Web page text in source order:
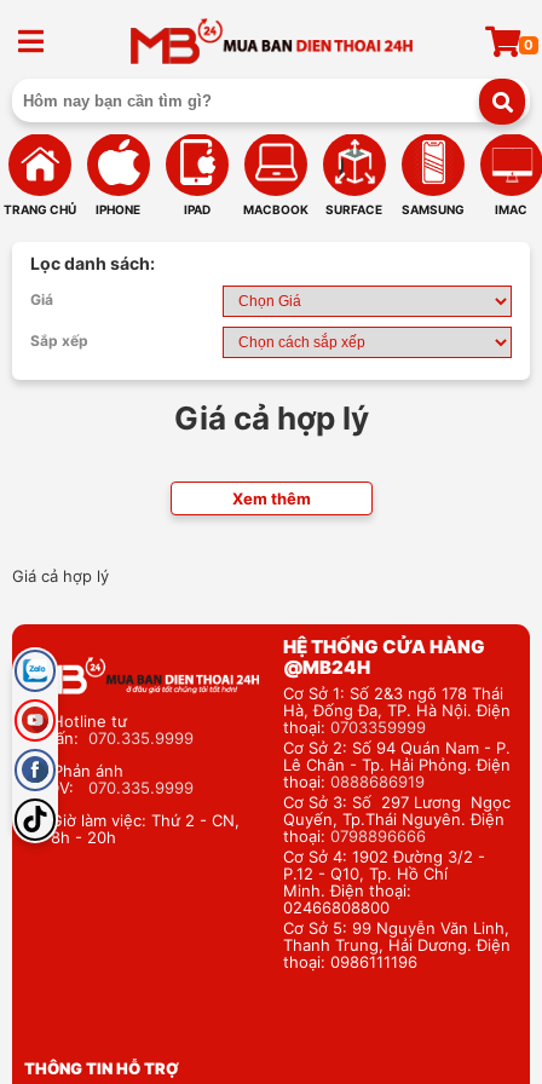
0
TRANG CHỦ IPHONE IPAD MACBOOK SURFACE SAMSUNG IMAC
Lọc danh sách:
Giá
Sắp xếp
Giá cả hợp lý
Xem thêm
Giá cả hợp lý
Hotline tư
vấn: 070.335.9999
Phản ánh
DV: 070.335.9999
Giờ làm việc: Thứ 2 - CN,
8h - 20h
HỆ THỐNG CỬA HÀNG
@MB24H
Cơ Sở 1: Số 2&3 ngõ 178 Thái
Hà, Đống Đa, TP. Hà Nội. Điện
thoại: 0703359999
Cơ Sở 2: Số 94 Quán Nam - P.
Lê Chân - Tp. Hải Phỏng. Điện
thoại: 0888686919
Cơ Sở 3: Số 297 Lương Ngọc
Quyến, Tp.Thái Nguyên. Điện
thoại: 0798896666
Cơ Sở 4: 1902 Đường 3/2 -
P.12 - Q10, Tp. Hồ Chí
Minh. Điện thoại:
02466808800
Cơ Sở 5: 99 Nguyễn Văn Linh,
Thanh Trung, Hải Dương. Điện
thoại: 0986111196
THÔNG TIN HỖ TRỢ